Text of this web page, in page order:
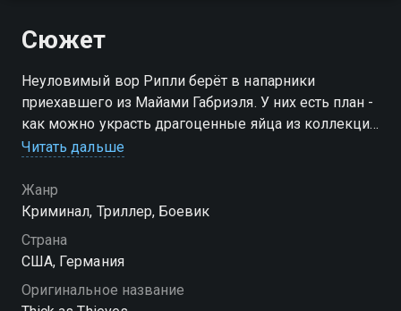
Сюжет
Неуловимый вор Рипли берёт в напарники
приехавшего из Майами Габриэля. У них есть план -
как можно украсть драгоценные яйца из коллекции
Фаберже. Но исполнению этого плана стремится
всю свою карьеру
Читать дальше
Жанр
Криминал, Триллер, Боевик
Страна
США, Германия
Оригинальное название